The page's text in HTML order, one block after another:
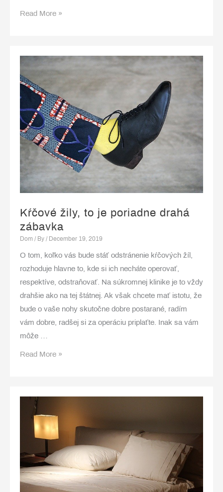
Zábradlie
Read More »
Kŕčové žily, to je poriadne drahá
zábavka
Dom / By / December 19, 2019
O tom, koľko vás bude stáť odstránenie kŕčových žíl,
rozhoduje hlavne to, kde si ich necháte operovať,
respektíve, odstraňovať. Na súkromnej klinike je to vždy
drahšie ako na tej štátnej. Ak však chcete mať istotu, že
bude o vaše nohy skutočne dobre postarané, radím
vám dobre, radšej si za operáciu priplaťte. Inak sa vám
môže …
Kŕčové
poriadne
drahá
zábavka
Read More »